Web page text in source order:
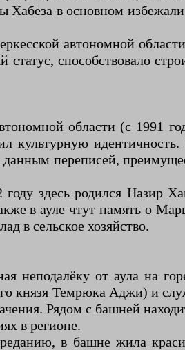
Хабеза в основном
автономной
способствовало
области (с 1991
культурную
переписей,
здесь родился Назир
в ауле чтут память о
в сельское хозяйство.
неподалёку от аула на
князя Темрюка Аджи) и
Рядом с башней
в регионе.
в башне жила